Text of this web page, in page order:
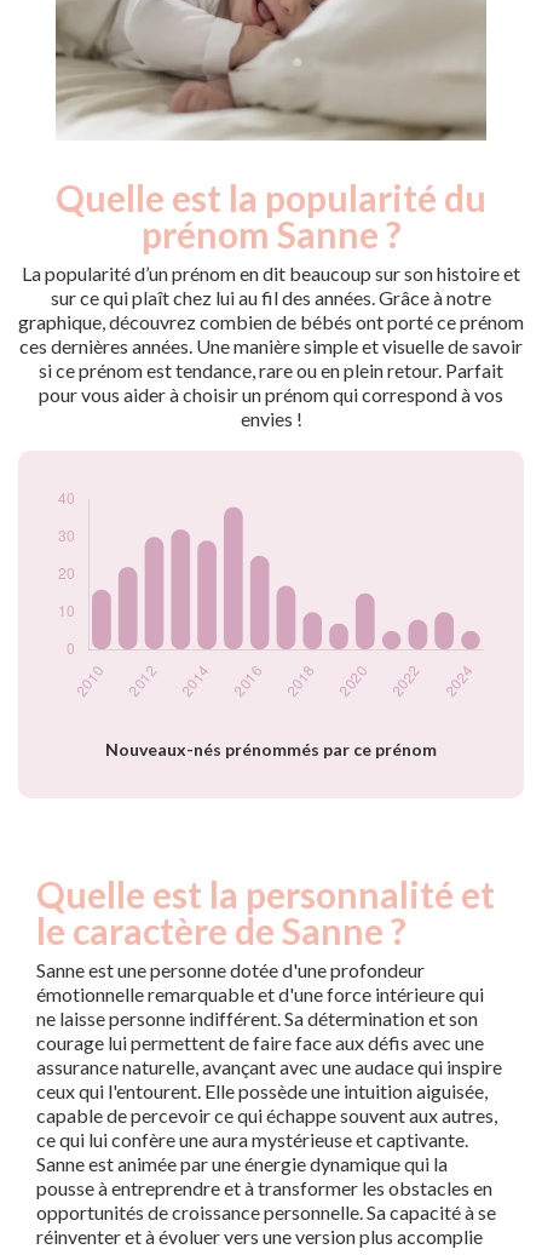
Quelle est la popularité du
prénom Sanne ?
La popularité d’un prénom en dit beaucoup sur son histoire et
sur ce qui plaît chez lui au fil des années. Grâce à notre
graphique, découvrez combien de bébés ont porté ce prénom
ces dernières années. Une manière simple et visuelle de savoir
si ce prénom est tendance, rare ou en plein retour. Parfait
pour vous aider à choisir un prénom qui correspond à vos
envies !
Nouveaux-nés prénommés par ce prénom
Popularité du
Année
Nouveaux-
nés
2010
16
2011
22
2012
30
2013
32
2014
29
2015
38
2020
2021
2023
Quelle est la personnalité et
le caractère de Sanne ?
Sanne est une personne dotée d'une profondeur
émotionnelle remarquable et d'une force intérieure qui
ne laisse personne indifférent. Sa détermination et son
courage lui permettent de faire face aux défis avec une
assurance naturelle, avançant avec une audace qui inspire
ceux qui l'entourent. Elle possède une intuition aiguisée,
capable de percevoir ce qui échappe souvent aux autres,
ce qui lui confère une aura mystérieuse et captivante.
Sanne est animée par une énergie dynamique qui la
pousse à entreprendre et à transformer les obstacles en
opportunités de croissance personnelle. Sa capacité à se
réinventer et à évoluer vers une version plus accomplie